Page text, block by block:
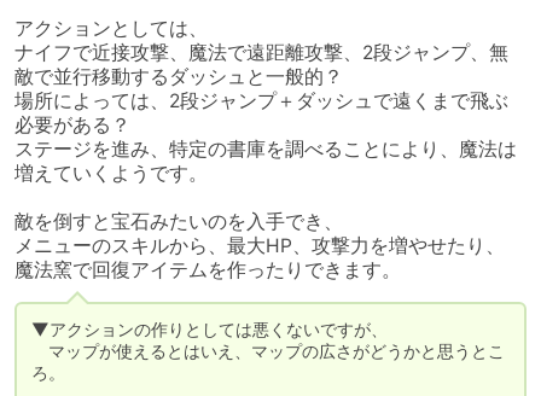
アクションとしては、
ナイフで近接攻撃、魔法で遠距離攻撃、2段ジャンプ、無
敵で並行移動するダッシュと一般的？
場所によっては、2段ジャンプ＋ダッシュで遠くまで飛ぶ
必要がある？
ステージを進み、特定の書庫を調べることにより、魔法は
増えていくようです。
敵を倒すと宝石みたいのを入手でき、
メニューのスキルから、最大HP、攻撃力を増やせたり、
魔法窯で回復アイテムを作ったりできます。
▼アクションの作りとしては悪くないですが、
マップが使えるとはいえ、マップの広さがどうかと思うとこ
ろ。